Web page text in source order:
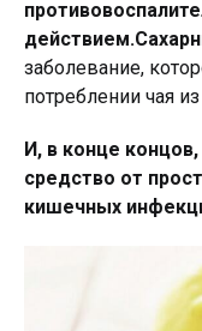
действием.
заболевание,
потреблении чая
И, в конце
средство от
кишечных